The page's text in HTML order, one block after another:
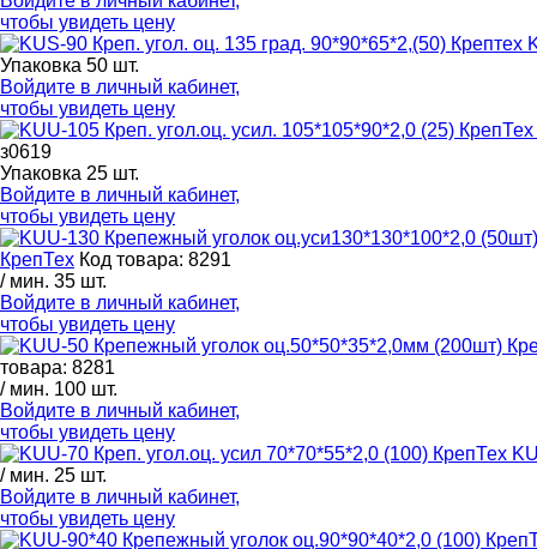
чтобы увидеть цену
Упаковка 50 шт.
Войдите в личный кабинет,
чтобы увидеть цену
з0619
Упаковка 25 шт.
Войдите в личный кабинет,
чтобы увидеть цену
КрепТех Код товара: 8291
/ мин. 35 шт.
Войдите в личный кабинет,
чтобы увидеть цену
товара: 8281
/ мин. 100 шт.
Войдите в личный кабинет,
чтобы увидеть цену
/ мин. 25 шт.
Войдите в личный кабинет,
чтобы увидеть цену